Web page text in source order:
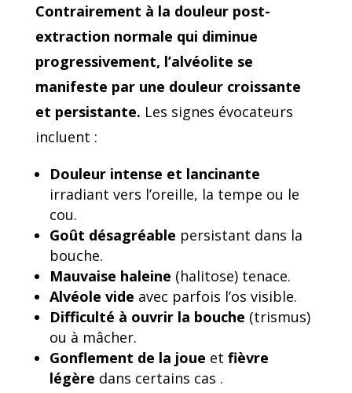
Contrairement à la douleur post-
extraction normale qui diminue
progressivement, l’alvéolite se
manifeste par une douleur croissante
et persistante. Les signes évocateurs
incluent :
Douleur intense et lancinante
irradiant vers l’oreille, la tempe ou le
cou.
Goût désagréable persistant dans la
bouche.
Mauvaise haleine (halitose) tenace.
Alvéole vide avec parfois l’os visible.
Difficulté à ouvrir la bouche (trismus)
ou à mâcher.
Gonflement de la joue et fièvre
légère dans certains cas .